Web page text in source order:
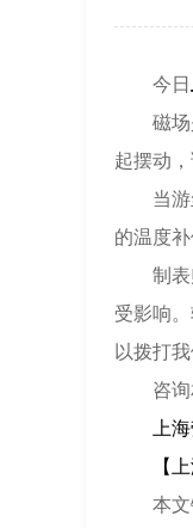
今日
磁场是
起摆动
当游丝
的温度
制表师
受影响
以拨打
咨询
上海劳
【上海
本文链